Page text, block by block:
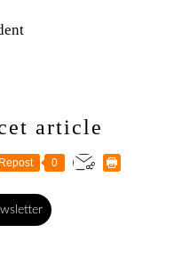
article
Repost 0